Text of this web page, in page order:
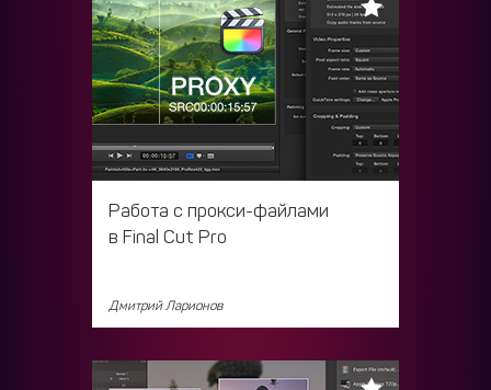
Работа с прокси-файлами
в Final Cut Pro
Дмитрий Ларионов